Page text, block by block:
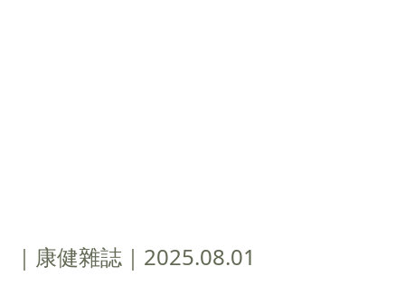
｜康健雜誌｜2025.08.01